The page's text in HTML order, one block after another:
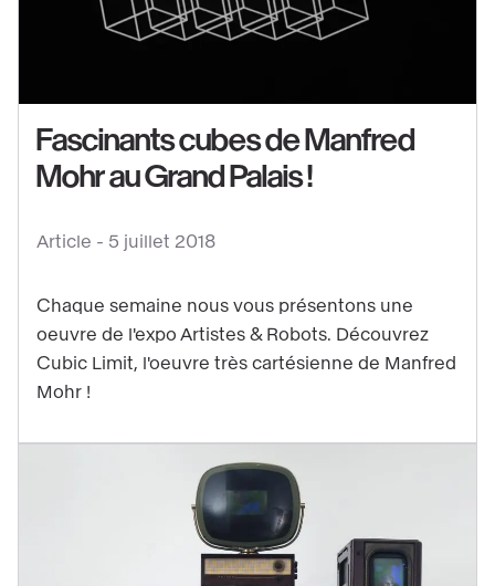
Voir
contenu
Fascinants
Mohr
au
Palais
Article - 5 juillet 2018
Fascinants cubes de Manfred
Mohr au Grand Palais !
Chaque semaine nous vous présentons une
oeuvre de l'expo Artistes & Robots. Découvrez
Cubic Limit, l'oeuvre très cartésienne de Manfred
Mohr !